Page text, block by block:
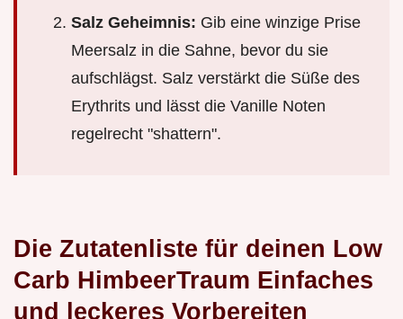
Salz Geheimnis: Gib eine winzige Prise
Meersalz in die Sahne, bevor du sie
aufschlägst. Salz verstärkt die Süße des
Erythrits und lässt die Vanille Noten
regelrecht "shattern".
Die Zutatenliste für deinen Low
Carb HimbeerTraum Einfaches
und leckeres Vorbereiten